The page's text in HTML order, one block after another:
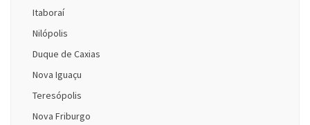
Itaboraí
Nilópolis
Duque de Caxias
Nova Iguaçu
Teresópolis
Nova Friburgo